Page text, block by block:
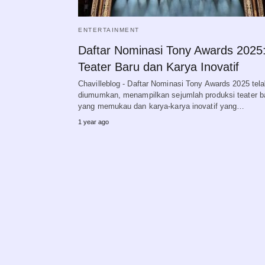
ENTERTAINMENT
Daftar Nominasi Tony Awards 2025:
Teater Baru dan Karya Inovatif
Chavilleblog - Daftar Nominasi Tony Awards 2025
diumumkan, menampilkan sejumlah produksi teater
yang memukau dan karya-karya inovatif yang…
1 year ago